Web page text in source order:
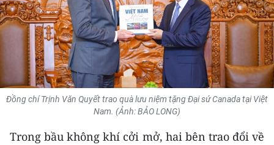
Y TẾ
KHOA HỌC - CÔNG NGHỆ
MÔI TRƯỜNG
BẠN ĐỌC
Đồng chí Trịnh Văn Quyết trao quà lưu niệm tặng Đại sứ Canada tại Việt
Nam. (Ảnh: BẢO LONG)
Trong bầu không khí cởi mở, hai bên trao đổi về